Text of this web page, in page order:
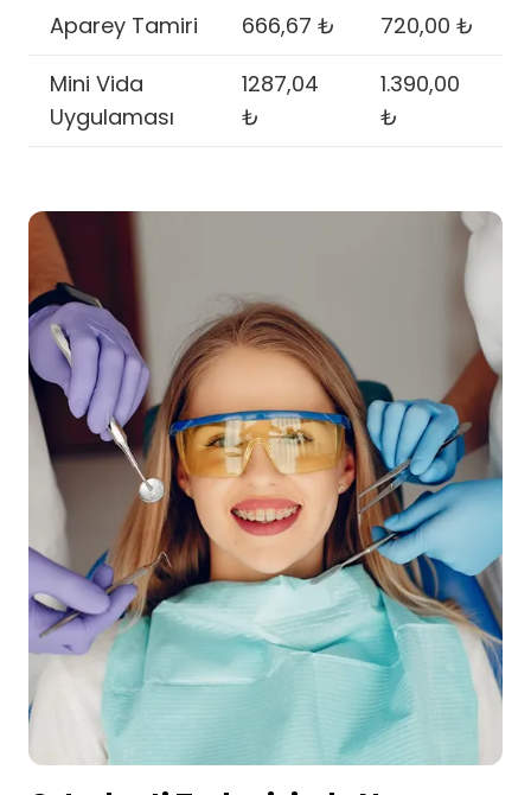
Aparey Tamiri 666,67 ₺
720,00 ₺
Mini Vida
Uygulaması
1287,04
₺
1.390,00
₺